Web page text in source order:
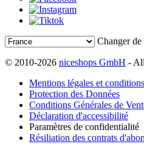
Changer
© 2010-2026 niceshops GmbH -
Mentions légales et
Protection des Données
Conditions Générales de
Déclaration d'accessibilité
Paramètres de confidentialité
Résiliation des contrats